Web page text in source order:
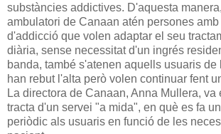
substàncies addictives. D'aquesta
ambulatori de Canaan atén persones
d'addicció que volen adaptar el seu
diària, sense necessitat d'un ingrés
banda, també s'atenen aquells usuaris
han rebut l'alta però volen continuar fent
La directora de Canaan, Anna Mullera, va
tracta d'un servei "a mida", en què es fa
periòdic als usuaris en funció de les